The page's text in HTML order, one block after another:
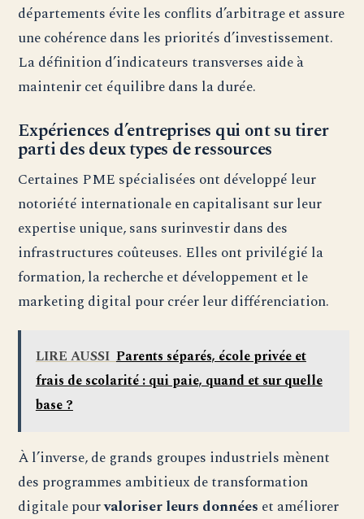
départements évite les conflits d’arbitrage et assure
une cohérence dans les priorités d’investissement.
La définition d’indicateurs transverses aide à
maintenir cet équilibre dans la durée.
Expériences d’entreprises qui ont su tirer
parti des deux types de ressources
Certaines PME spécialisées ont développé leur
notoriété internationale en capitalisant sur leur
expertise unique, sans surinvestir dans des
infrastructures coûteuses. Elles ont privilégié la
formation, la recherche et développement et le
marketing digital pour créer leur différenciation.
LIRE AUSSI Parents séparés, école privée et
frais de scolarité : qui paie, quand et sur quelle
base ?
À l’inverse, de grands groupes industriels mènent
des programmes ambitieux de transformation
digitale pourvaloriser leurs données et améliorer